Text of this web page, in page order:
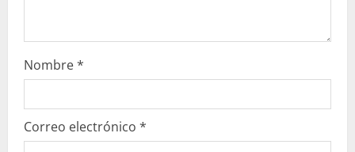
Nombre*
Correo electrónico *